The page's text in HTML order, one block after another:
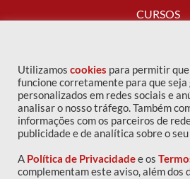
CURSOS
FALE
Utilizamos cookies para permitir
funcione corretamente para que seja
personalizados em redes sociais e
analisar o nosso tráfego. Também
informações com os parceiros de
publicidade e de analítica sobre o
A Política de Privacidadee os
complementam este aviso, além